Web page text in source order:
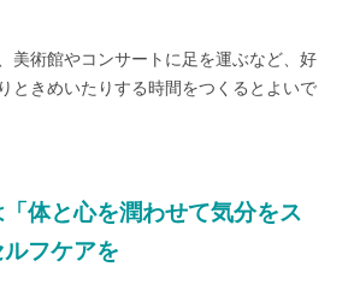
美術館やコンサートに足を運ぶなど、好
ときめいたりする時間をつくるとよいで
体と心を潤わせて気分をス
フケアを